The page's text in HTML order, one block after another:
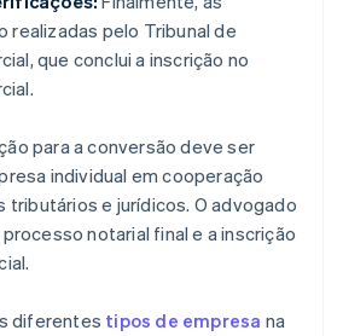
realizadas pelo Tribunal de
que conclui a inscrição no
para a conversão deve ser
individual em cooperação
tributários e jurídicos. O advogado
notarial final e a inscrição
diferentes tipos de empresa na